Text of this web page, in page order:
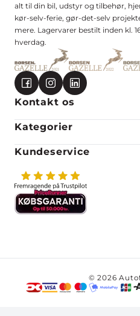
alt til din bil, udstyr og tilbehør,
kør-selv-ferie, gør-det-selv
mere. Lagervarer bestilt inden kl.
hverdag.
Kontakt os
Kategorier
Kundeservice
© 2026